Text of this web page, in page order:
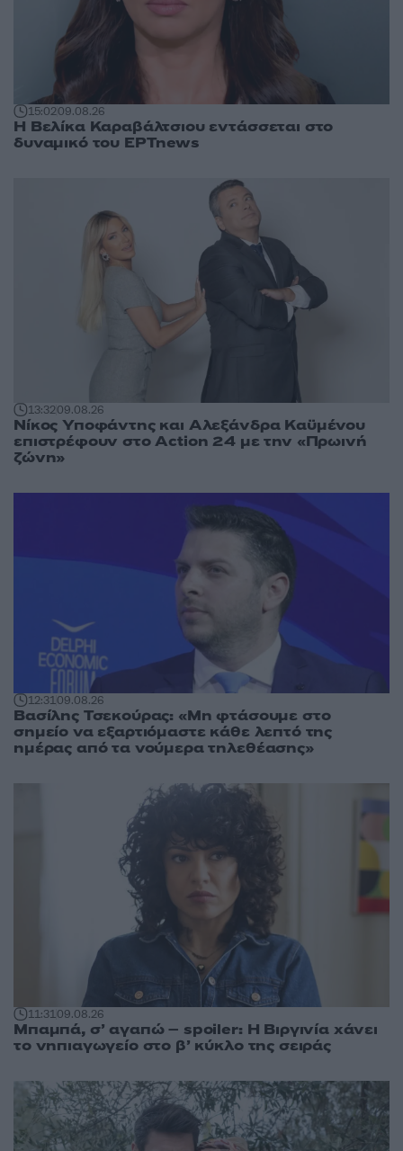
15:0209.08.26
Η Βελίκα Καραβάλτσιου εντάσσεται στο
δυναμικό του ΕΡΤnews
13:3209.08.26
Νίκος Υποφάντης και Αλεξάνδρα Καϋμένου
επιστρέφουν στο Action 24 με την «Πρωινή
ζώνη»
12:3109.08.26
Βασίλης Τσεκούρας: «Μη φτάσουμε στο
σημείο να εξαρτιόμαστε κάθε λεπτό της
ημέρας από τα νούμερα τηλεθέασης»
11:3109.08.26
Μπαμπά, σ’ αγαπώ – spoiler: Η Βιργινία χάνει
το νηπιαγωγείο στο β’ κύκλο της σειράς